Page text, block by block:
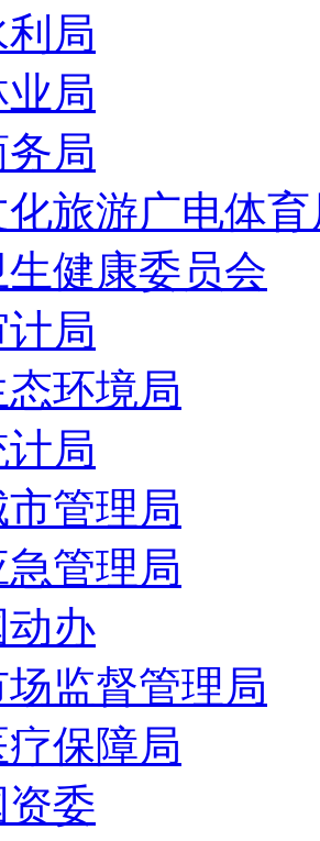
局
局
局
旅游广电体育
健康委员会
局
环境局
局
管理局
管理局
办
监督管理局
保障局
委